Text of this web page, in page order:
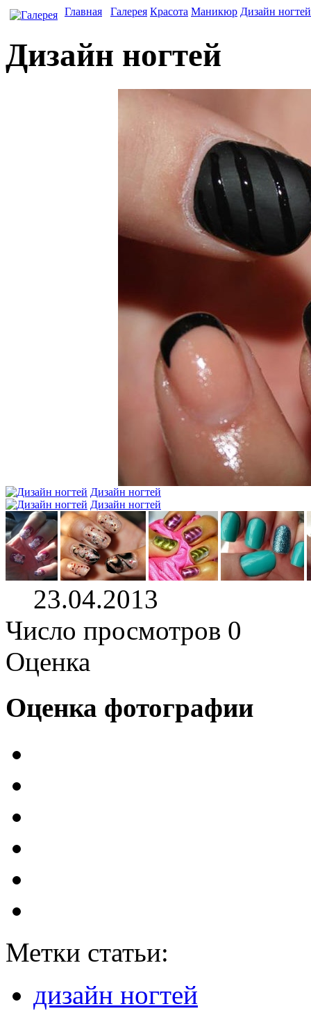
Главная Галерея Красота Маникюр Дизайн ногтей
Дизайн ногтей
Дизайн ногтей
Дизайн ногтей
23.04.2013
Число просмотров 0
Оценка
Оценка фотографии
Метки статьи:
дизайн ногтей